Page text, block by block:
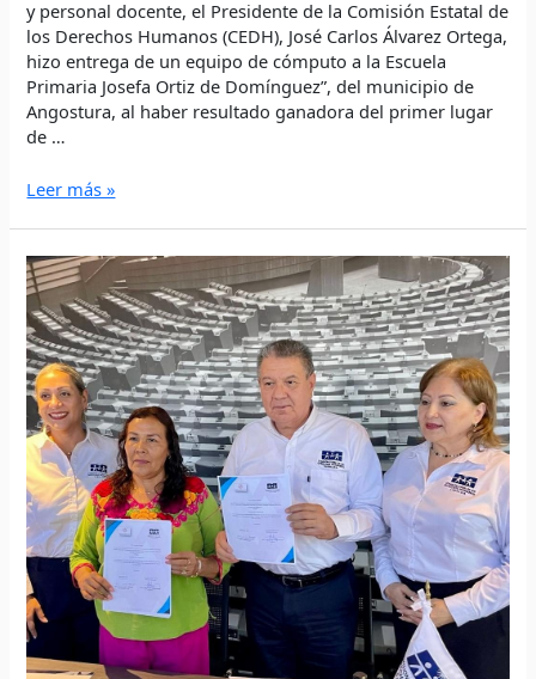
y personal docente, el Presidente de la Comisión Estatal de
los Derechos Humanos (CEDH), José Carlos Álvarez Ortega,
hizo entrega de un equipo de cómputo a la Escuela
Primaria Josefa Ortiz de Domínguez”, del municipio de
Angostura, al haber resultado ganadora del primer lugar
de …
Leer más »
TRABAJARÁN
A
FAVOR
DE
LAS
COMUNIDADES
INDÍGENAS